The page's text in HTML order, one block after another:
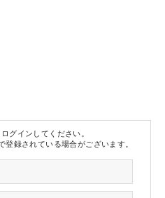
グインしてください。
録されている場合がございます。